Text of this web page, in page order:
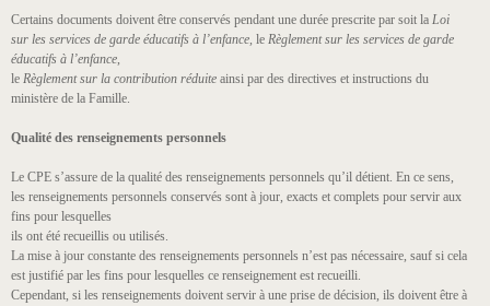
Certains documents doivent être conservés pendant une durée prescrite par soit la Loi
sur les services de garde éducatifs à l’enfance, le Règlement sur les services de garde
éducatifs à l’enfance,
le Règlement sur la contribution réduite ainsi par des directives et instructions du
ministère de la Famille.
Qualité des renseignements personnels
Le CPE s’assure de la qualité des renseignements personnels qu’il détient. En ce sens,
les renseignements personnels conservés sont à jour, exacts et complets pour servir aux
fins pour lesquelles
ils ont été recueillis ou utilisés.
La mise à jour constante des renseignements personnels n’est pas nécessaire, sauf si cela
est justifié par les fins pour lesquelles ce renseignement est recueilli.
Cependant, si les renseignements doivent servir à une prise de décision, ils doivent être à